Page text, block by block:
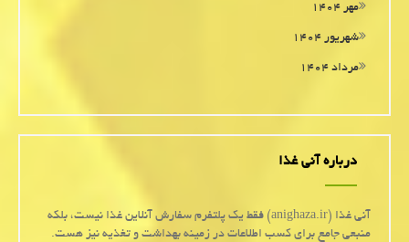
مهر ۱۴۰۴
شهریور ۱۴۰۴
مرداد ۱۴۰۴
درباره آنی غذا
آنی غذا (anighaza.ir) فقط یک پلتفرم سفارش آنلاین غذا نیست، بلکه
منبعی جامع برای کسب اطلاعات در زمینه بهداشت و تغذیه نیز هست.